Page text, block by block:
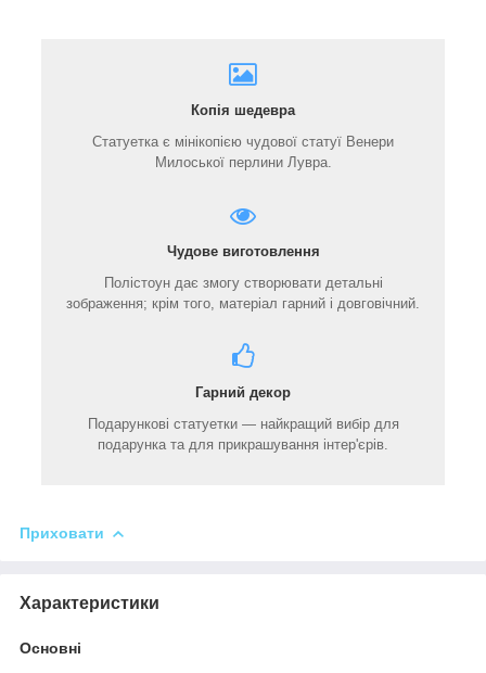
Копія шедевра
Статуетка є мінікопією чудової статуї Венери
Милоської перлини Лувра.
Чудове виготовлення
Полістоун дає змогу створювати детальні
зображення; крім того, матеріал гарний і довговічний.
Гарний декор
Подарункові статуетки — найкращий вибір для
подарунка та для прикрашування інтер'єрів.
Приховати
Характеристики
Основні